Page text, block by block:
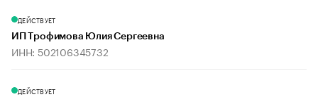
ДЕЙСТВУЕТ
ИП Трофимова Юлия Сергеевна
ИНН: 502106345732
ДЕЙСТВУЕТ